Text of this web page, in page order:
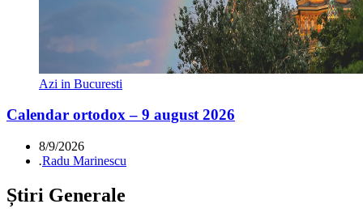
Azi in Bucuresti
Calendar ortodox – 9 august 2026
8/9/2026
.Radu Marinescu
Știri Generale